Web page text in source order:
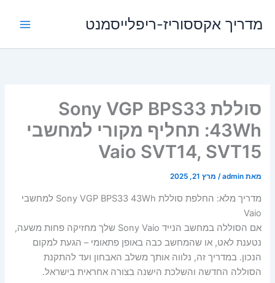
לתוכןמדריך אקססוריז-ריפלייסמנט
סוללת Sony VGP BPS33
43Wh: תחליף מקורי למחשבי
Vaio SVT14, SVT15
מאתadmin
/ מרץ 21, 2025
מדריך מלא: החלפת סוללת Sony VGP BPS33 43Wh למחשבי
Vaio
אם הסוללה במחשב הנייד Sony Vaio שלך מחזיקה פחות משעה,
נטענת לאט, או שהמחשב כבה באופן פתאומי – הגעת למקום
הנכון. במדריך זה, נלווה אותך משלב האבחון ועד להתקנת
הסוללה החדשה והשלכת הישנה בצורה אחראית בישראל.